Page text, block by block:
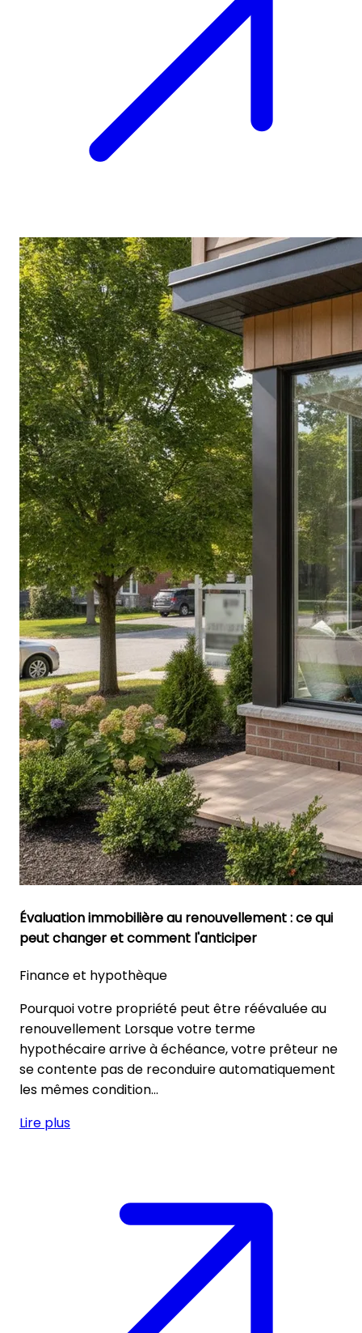
Évaluation immobilière au renouvellement : ce qui
peut changer et comment l'anticiper
Finance et hypothèque
Pourquoi votre propriété peut être réévaluée au
renouvellement Lorsque votre terme
hypothécaire arrive à échéance, votre prêteur ne
se contente pas de reconduire automatiquement
les mêmes condition...
Lire plus